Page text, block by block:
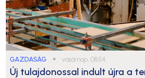
GAZDASÁG ● vasárnap, 08:54
Új tulajdonossal indult újra a